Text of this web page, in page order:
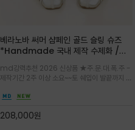
베라노바 써머 샴페인 골드 슬링 슈즈
*Handmade 국내 제작 수제화 /은
스럽게 밝혀주는 슬링백 플랫슈
md강력추천 2026 신상품 ★주.문.대.폭.주 -
제작기간 2주 이상 소요~~토 쉐입이 발끝까지 세
끔한 디자인과 베이직한 컬러감으로 높은 활용도
일까지 두루 잘 어울리는 활2
208,000원